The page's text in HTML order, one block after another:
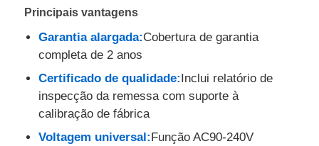
Mostrar Casos
Pedir um orçamento
Principais vantagens
Garantia alargada:Cobertura de garantia
completa de 2 anos
Certificado de qualidade:Inclui relatório de
inspecção da remessa com suporte à
calibração de fábrica
Voltagem universal:Função AC90-240V